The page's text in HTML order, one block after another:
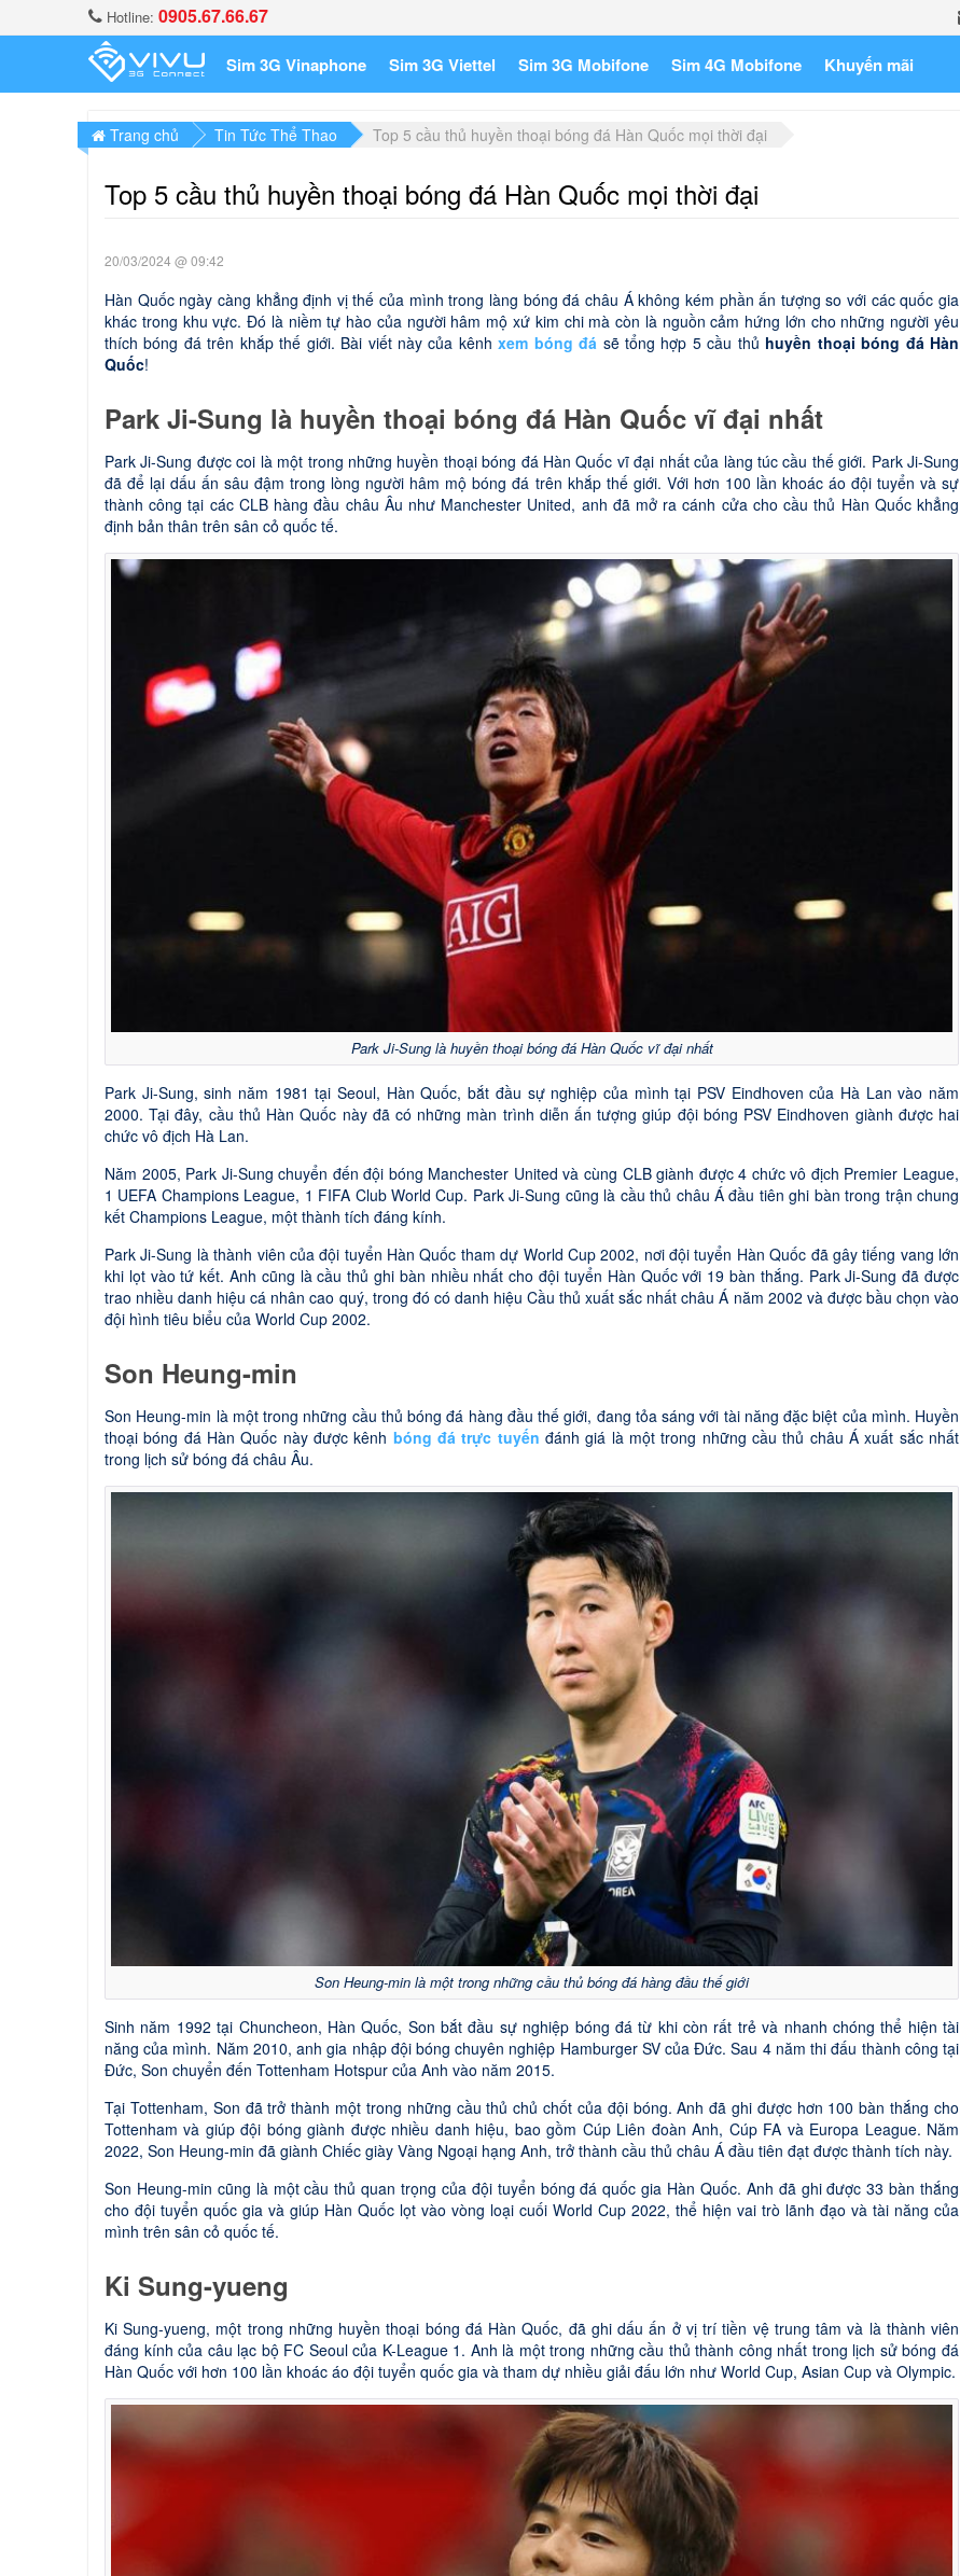
Hotline: 0905.67.66.67
Sim 3G Vinaphone Sim 3G Viettel Sim 3G Mobifone Sim 4G Mobifone Khuyến mãi
Trang chủ Tin Tức Thể Thao Top 5 cầu thủ huyền thoại bóng đá Hàn Quốc mọi thời đại
Top 5 cầu thủ huyền thoại bóng đá Hàn Quốc mọi thời đại
20/03/2024 @ 09:42
Hàn Quốc ngày càng khẳng định vị thế của mình trong làng bóng đá châu Á không kém phần ấn tượng so với các quốc gia
khác trong khu vực. Đó là niềm tự hào của người hâm mộ xứ kim chi mà còn là nguồn cảm hứng lớn cho những người yêu
thích bóng đá trên khắp thế giới. Bài viết này của kênhxem bóng đá sẽ tổng hợp 5 cầu thủ huyền thoại bóng đá Hàn
Quốc!
Park Ji-Sung là huyền thoại bóng đá Hàn Quốc vĩ đại nhất
Park Ji-Sung được coi là một trong những huyền thoại bóng đá Hàn Quốc vĩ đại nhất của làng túc cầu thế giới. Park Ji-Sung
đã để lại dấu ấn sâu đậm trong lòng người hâm mộ bóng đá trên khắp thế giới. Với hơn 100 lần khoác áo đội tuyển và sự
thành công tại các CLB hàng đầu châu Âu như Manchester United, anh đã mở ra cánh cửa cho cầu thủ Hàn Quốc khẳng
định bản thân trên sân cỏ quốc tế.
Park Ji-Sung là huyền thoại bóng đá Hàn Quốc vĩ đại nhất
Park Ji-Sung, sinh năm 1981 tại Seoul, Hàn Quốc, bắt đầu sự nghiệp của mình tại PSV Eindhoven của Hà Lan vào năm
2000. Tại đây, cầu thủ Hàn Quốc này đã có những màn trình diễn ấn tượng giúp đội bóng PSV Eindhoven giành được hai
chức vô địch Hà Lan.
Năm 2005, Park Ji-Sung chuyển đến đội bóng Manchester United và cùng CLB giành được 4 chức vô địch Premier League,
1 UEFA Champions League, 1 FIFA Club World Cup. Park Ji-Sung cũng là cầu thủ châu Á đầu tiên ghi bàn trong trận chung
kết Champions League, một thành tích đáng kính.
Park Ji-Sung là thành viên của đội tuyển Hàn Quốc tham dự World Cup 2002, nơi đội tuyển Hàn Quốc đã gây tiếng vang lớn
khi lọt vào tứ kết. Anh cũng là cầu thủ ghi bàn nhiều nhất cho đội tuyển Hàn Quốc với 19 bàn thắng. Park Ji-Sung đã được
trao nhiều danh hiệu cá nhân cao quý, trong đó có danh hiệu Cầu thủ xuất sắc nhất châu Á năm 2002 và được bầu chọn vào
đội hình tiêu biểu của World Cup 2002.
Son Heung-min
Son Heung-min là một trong những cầu thủ bóng đá hàng đầu thế giới, đang tỏa sáng với tài năng đặc biệt của mình. Huyền
thoại bóng đá Hàn Quốc này được kênh bóng đá trực tuyến đánh giá là một trong những cầu thủ châu Á xuất sắc nhất
trong lịch sử bóng đá châu Âu.
Son Heung-min là một trong những cầu thủ bóng đá hàng đầu thế giới
Sinh năm 1992 tại Chuncheon, Hàn Quốc, Son bắt đầu sự nghiệp bóng đá từ khi còn rất trẻ và nhanh chóng thể hiện tài
năng của mình. Năm 2010, anh gia nhập đội bóng chuyên nghiệp Hamburger SV của Đức. Sau 4 năm thi đấu thành công tại
Đức, Son chuyển đến Tottenham Hotspur của Anh vào năm 2015.
Tại Tottenham, Son đã trở thành một trong những cầu thủ chủ chốt của đội bóng. Anh đã ghi được hơn 100 bàn thắng cho
Tottenham và giúp đội bóng giành được nhiều danh hiệu, bao gồm Cúp Liên đoàn Anh, Cúp FA và Europa League. Năm
2022, Son Heung-min đã giành Chiếc giày Vàng Ngoại hạng Anh, trở thành cầu thủ châu Á đầu tiên đạt được thành tích này.
Son Heung-min cũng là một cầu thủ quan trọng của đội tuyển bóng đá quốc gia Hàn Quốc. Anh đã ghi được 33 bàn thắng
cho đội tuyển quốc gia và giúp Hàn Quốc lọt vào vòng loại cuối World Cup 2022, thể hiện vai trò lãnh đạo và tài năng của
mình trên sân cỏ quốc tế.
Ki Sung-yueng
Ki Sung-yueng, một trong những huyền thoại bóng đá Hàn Quốc, đã ghi dấu ấn ở vị trí tiền vệ trung tâm và là thành viên
đáng kính của câu lạc bộ FC Seoul của K-League 1. Anh là một trong những cầu thủ thành công nhất trong lịch sử bóng đá
Hàn Quốc với hơn 100 lần khoác áo đội tuyển quốc gia và tham dự nhiều giải đấu lớn như World Cup, Asian Cup và Olympic.